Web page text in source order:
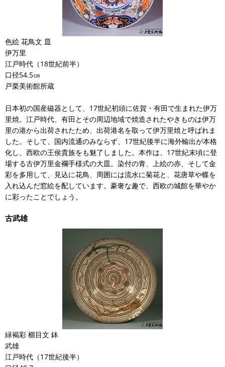
色絵 花鳥文 皿
伊万里
江戸時代（18世紀前半）
口径54.5㎝
戸栗美術館所蔵
日本初の国産磁器として、17世紀初頭に佐賀・有田で生まれた伊万
里焼。江戸時代、有田とその周辺地域で焼造されたやきものは伊万
里の港から出荷されたため、出荷港名を取って伊万里焼と呼ばれま
した。そして、国内流通のみならず、17世紀後半に海外輸出が本格
化し、西欧の王侯貴族をも魅了しました。本作は、17世紀末頃に登
場する古伊万里金襴手様式の大皿。染付の青、上絵の赤、そして金
彩を多用して、見込に花鳥、周囲には流水に菊花と、花唐草や蝶を
入れ込んだ窓絵を配しています。豪奢な趣で、西欧の城館を華やか
に彩ったことでしょう。
古武雄
緑褐彩 櫛目文 鉢
武雄
江戸時代（17世紀後半）